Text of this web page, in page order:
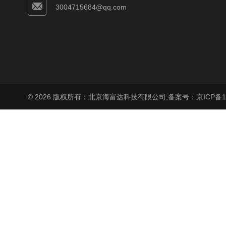
3004715684@qq.com
© 2026 版权所有：北京海富达科技有限公司;备案号：京ICP备